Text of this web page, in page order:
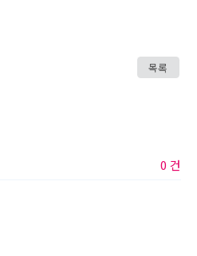
목록
0 건